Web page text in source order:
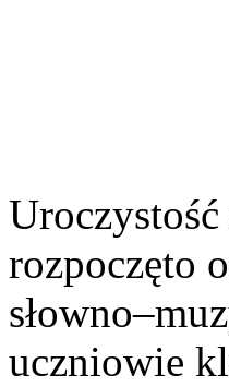
rozpoczęto
uczniowie